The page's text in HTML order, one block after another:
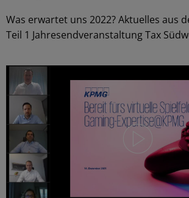
Was erwartet uns 2022? Aktuelles aus
Teil 1 Jahresendveranstaltung Tax